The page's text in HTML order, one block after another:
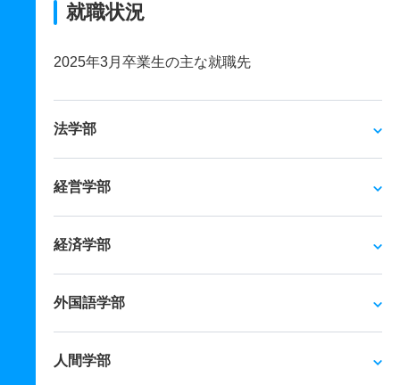
就職状況
2025年3月卒業生の主な就職先
法学部
経営学部
経済学部
外国語学部
人間学部